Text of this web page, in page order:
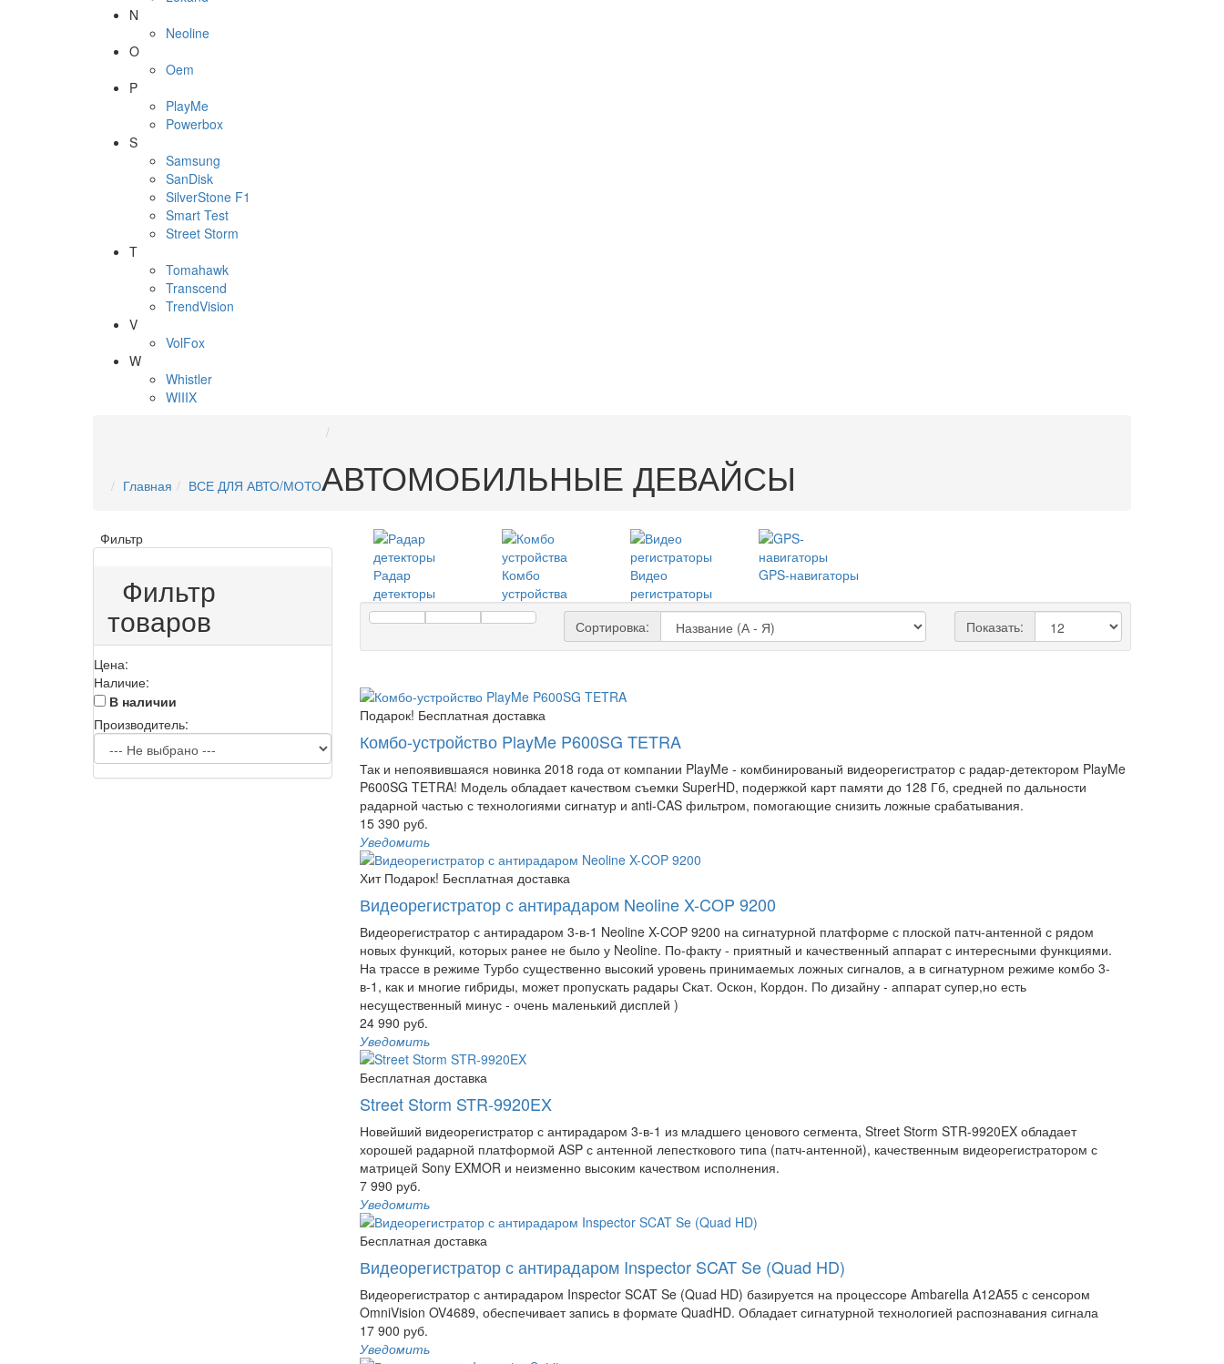
N
Neoline
O
Oem
P
PlayMe
Powerbox
S
Samsung
SanDisk
SilverStone F1
Smart Test
Street Storm
T
Tomahawk
Transcend
TrendVision
V
VolFox
W
Whistler
WIIIX
Главная ВСЕ ДЛЯ АВТО/МОТОАВТОМОБИЛЬНЫЕ ДЕВАЙСЫ
Фильтр
Фильтр
товаров
Цена:
Наличие:
В наличии
Производитель:
Радар
детекторы
Комбо
устройства
Видео
регистраторы
GPS-навигаторы
Сортировка: Показать:
Подарок! Бесплатная доставка
Комбо-устройство PlayMe P600SG TETRA
Так и непоявившаяся новинка 2018 года от компании PlayMe - комбинированый видеорегистратор с радар-детектором PlayMe
P600SG TETRA! Модель обладает качеством съемки SuperHD, подержкой карт памяти до 128 Гб, средней по дальности
радарной частью с технологиями сигнатур и anti-CAS фильтром, помогающие снизить ложные срабатывания.
15 390 руб.
Уведомить
Хит Подарок! Бесплатная доставка
Видеорегистратор с антирадаром Neoline X-COP 9200
Видеорегистратор с антирадаром 3-в-1 Neoline X-COP 9200 на сигнатурной платформе с плоской патч-антенной с рядом
новых функций, которых ранее не было у Neoline. По-факту - приятный и качественный аппарат с интересными функциями.
На трассе в режиме Турбо существенно высокий уровень принимаемых ложных сигналов, а в сигнатурном режиме комбо 3-
в-1, как и многие гибриды, может пропускать радары Скат. Оскон, Кордон. По дизайну - аппарат супер,но есть
несущественный минус - очень маленький дисплей )
24 990 руб.
Уведомить
Бесплатная доставка
Street Storm STR-9920EX
Новейший видеорегистратор с антирадаром 3-в-1 из младшего ценового сегмента, Street Storm STR-9920EX обладает
хорошей радарной платформой ASP с антенной лепесткового типа (патч-антенной), качественным видеорегистратором с
матрицей Sony EXMOR и неизменно высоким качеством исполнения.
7 990 руб.
Уведомить
Бесплатная доставка
Видеорегистратор с антирадаром Inspector SCAT Se (Quad HD)
Видеорегистратор с антирадаром Inspector SCAT Se (Quad HD) базируется на процессоре Ambarella A12A55 с сенсором
OmniVision OV4689, обеспечивает запись в формате QuadHD. Обладает сигнатурной технологией распознавания сигнала
17 900 руб.
Уведомить